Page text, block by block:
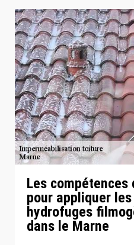
Les compétences
pour appliquer
hydrofuges
dans le Marne